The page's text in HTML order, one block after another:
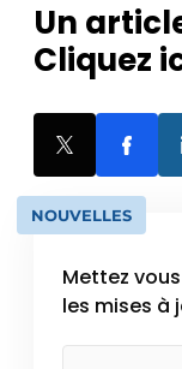
Un
Cliquez
NOUVELLES
Mettez
les mises à